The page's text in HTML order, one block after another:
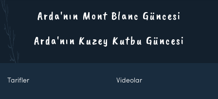
Arda'nın Mont Blanc Güncesi
Arda'nın Kuzey Kutbu Güncesi
Tarifler Videolar